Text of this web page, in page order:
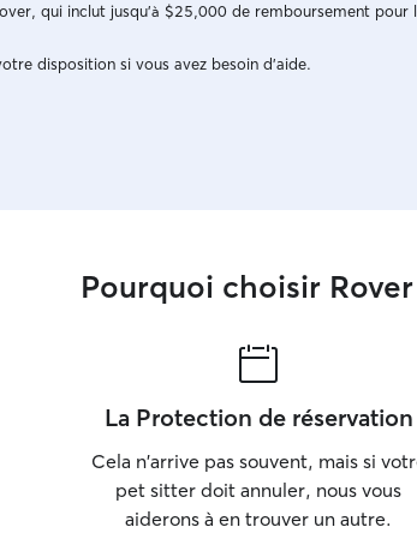
qui inclut jusqu'à $25,000 de remboursement pour
disposition si vous avez besoin d'aide.
Pourquoi choisir Rover
La Protection de réservation
Cela n'arrive pas souvent, mais si
pet sitter doit annuler, nous vous
aiderons à en trouver un autre.